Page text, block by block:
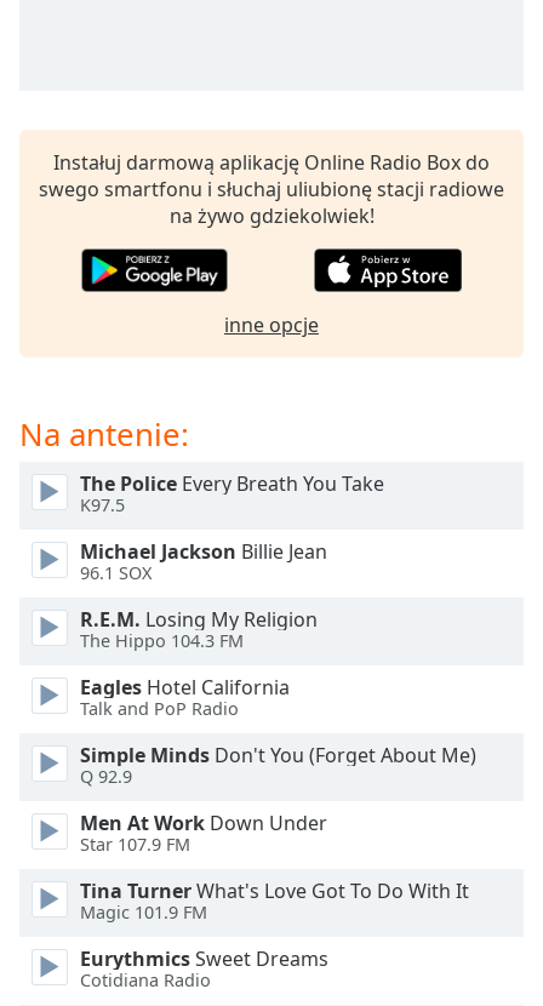
Descriptions
selected
opens
subtitles
settings
subtitles
off
Audio
Picture-
Picture
Fullscreen
modal
window.
Beginning
Instałuj darmową aplikację Online Radio Box do
swego smartfonu i słuchaj uliubionę stacji radiowe
na żywo gdziekolwiek!
inne opcje
Na antenie:
The Police Every Breath You Take
K97.5
Michael Jackson Billie Jean
96.1 SOX
R.E.M. Losing My Religion
The Hippo 104.3 FM
Eagles Hotel California
Talk and PoP Radio
Simple Minds Don't You (Forget About Me)
Q 92.9
Men At Work Down Under
Star 107.9 FM
Tina TurnerWhat's Love Got To Do With It
Magic 101.9 FM
EurythmicsSweet Dreams
Cotidiana Radio